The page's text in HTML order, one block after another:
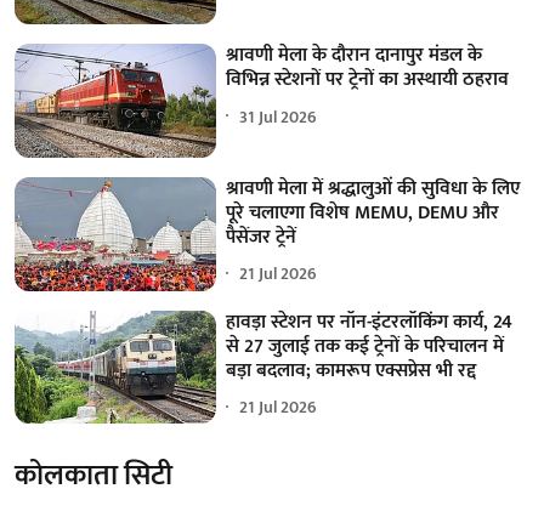
श्रावणी मेला के दौरान दानापुर मंडल के
विभिन्न स्टेशनों पर ट्रेनों का अस्थायी ठहराव
31 Jul 2026
श्रावणी मेला में श्रद्धालुओं की सुविधा के लिए
पूरे चलाएगा विशेष MEMU, DEMU और
पैसेंजर ट्रेनें
21 Jul 2026
हावड़ा स्टेशन पर नॉन-इंटरलॉकिंग कार्य, 24
से 27 जुलाई तक कई ट्रेनों के परिचालन में
बड़ा बदलाव; कामरूप एक्सप्रेस भी रद्द
21 Jul 2026
कोलकाता सिटी